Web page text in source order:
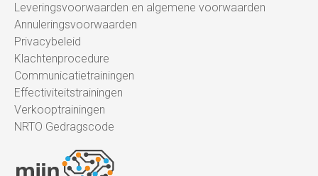
Leveringsvoorwaarden en algemene voorwaarden
Annuleringsvoorwaarden
Privacybeleid
Klachtenprocedure
Communicatietrainingen
Effectiviteitstrainingen
Verkooptrainingen
NRTO Gedragscode